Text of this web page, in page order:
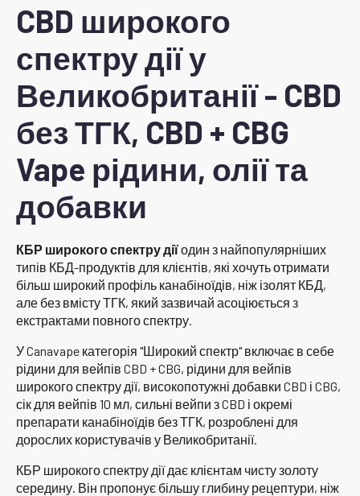
CBD широкого
спектру дії у
Великобританії - CBD
без ТГК, CBD + CBG
Vape рідини, олії та
добавки
КБР широкого спектру діїодин з найпопулярніших
типів КБД-продуктів для клієнтів, які хочуть отримати
більш широкий профіль канабіноїдів, ніж ізолят КБД,
але без вмісту ТГК, який зазвичай асоціюється з
екстрактами повного спектру.
У Canavape категорія "Широкий спектр" включає в себе
рідини для вейпів CBD + CBG, рідини для вейпів
широкого спектру дії, високопотужні добавки CBD і CBG,
сік для вейпів 10 мл, сильні вейпи з CBD і окремі
препарати канабіноїдів без ТГК, розроблені для
дорослих користувачів у Великобританії.
КБР широкого спектру дії дає клієнтам чисту золоту
середину. Він пропонує більшу глибину рецептури, ніж